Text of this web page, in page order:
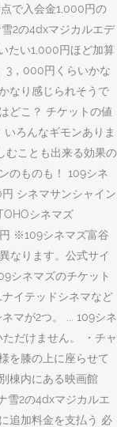
で入会金1,000円の
2の4dxマジカルエデ
たい1,000円ほど加算
3，000円くらいかな
なり感じられそうで
どこ？ チケットの値
ろんなギモンありま
むことも出来る効果の
のものも！ 109シネ
シネマサンシャイン
シネマズ
※109シネマズ富谷
なります。公式サイ
シネマズのチケット
イテッドシネマなど
マが2つ。 ... 109シネ
だけません。 ・チャ
を膝の上に座らせて
棟内にある映画館
雪2の4dxマジカルエ
追加料金を支払う 必